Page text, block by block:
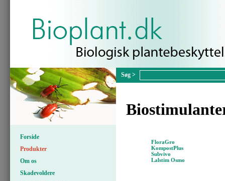
Forside
Produkter
Om os
Skadevoldere
FloraGro
KompostPlus
Subvivo
Lalstim Osmo